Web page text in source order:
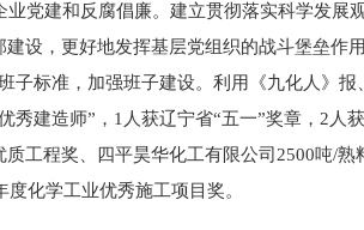
党建和反腐倡廉。建立贯彻落实科学发展
建设，更好地发挥基层党组织的战斗堡垒作
子标准，加强班子建设。利用《九化人》
秀建造师”，1人获辽宁省“五一”奖章，2人
质工程奖、四平昊华化工有限公司2500吨/
年度化学工业优秀施工项目奖